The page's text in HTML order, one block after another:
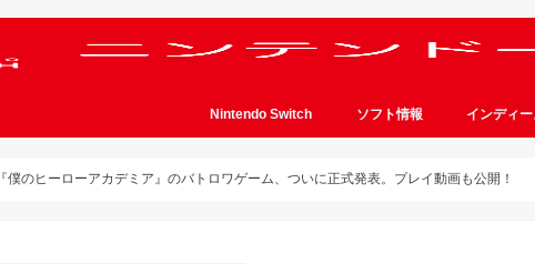
Nintendo Switch ソフト情報 インディ
『僕のヒーローアカデミア』のバトロワゲーム、ついに正式発表。プレイ動画も公開！